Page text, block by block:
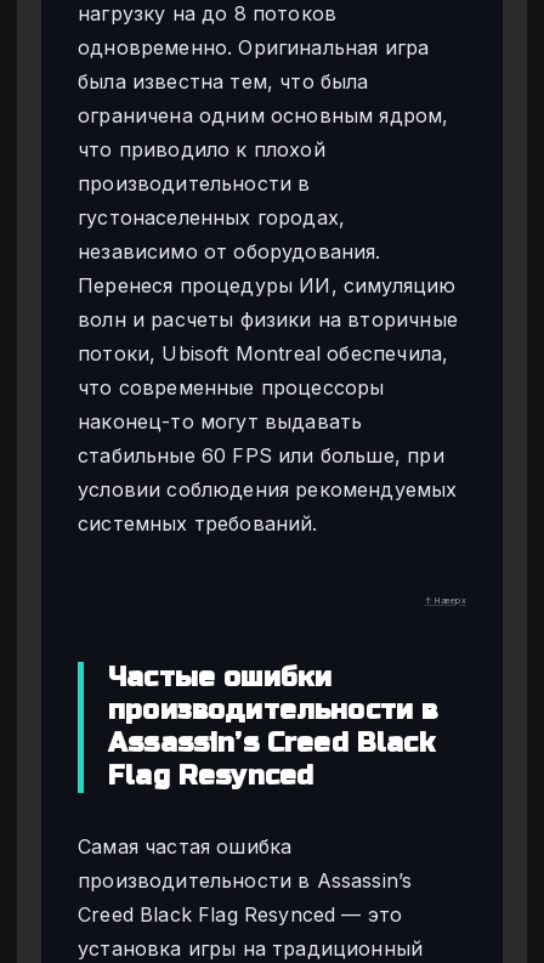
нагрузку на до 8 потоков
одновременно. Оригинальная игра
была известна тем, что была
ограничена одним основным ядром,
что приводило к плохой
производительности в
густонаселенных городах,
независимо от оборудования.
Перенеся процедуры ИИ, симуляцию
волн и расчеты физики на вторичные
потоки, Ubisoft Montreal обеспечила,
что современные процессоры
наконец-то могут выдавать
стабильные 60 FPS или больше, при
условии соблюдения рекомендуемых
системных требований.
↑ Наверх
Частые ошибки
производительности в
Assassin’s Creed Black
Flag Resynced
Самая частая ошибка
производительности в Assassin’s
Creed Black Flag Resynced — это
установка игры на традиционный